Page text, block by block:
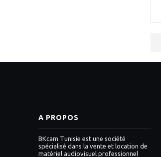
A PROPOS
BKcam Tunisie est une société
spécialisé dans la vente et location de
matériel audiovisuel professionnel